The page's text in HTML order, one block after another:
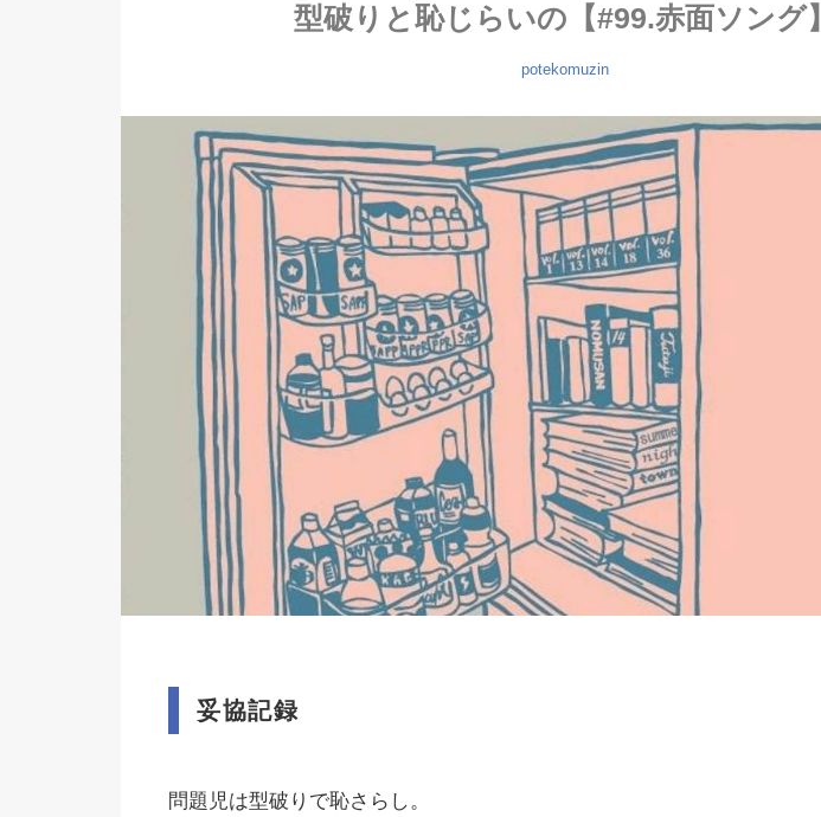
型破りと恥じらいの【#99.赤面ソング】
potekomuzin
妥協記録
問題児は型破りで恥さらし。